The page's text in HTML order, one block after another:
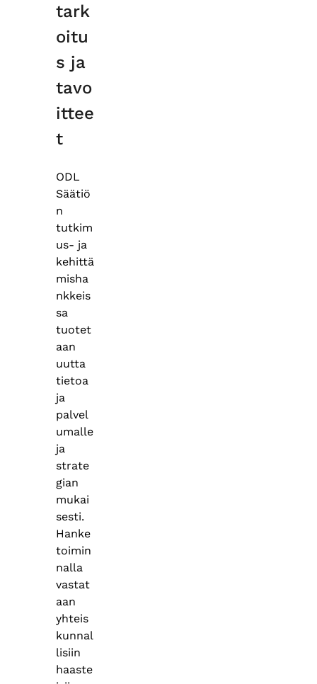
tark
oitu
s ja
tavo
ittee
t
ODL
Säätiö
n
tutkim
us- ja
kehittä
misha
nkkeis
sa
tuotet
aan
uutta
tietoa
ja
palvel
umalle
ja
strate
gian
mukai
sesti.
Hanke
toimin
nalla
vastat
aan
yhteis
kunnal
lisiin
haaste